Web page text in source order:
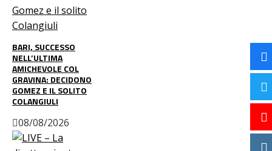
BARI, SUCCESSO
NELL’ULTIMA
AMICHEVOLE COL
GRAVINA: DECIDONO
GOMEZ E IL SOLITO
COLANGIULI
08/08/2026